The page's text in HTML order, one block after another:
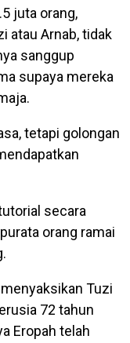
juta orang,
atau Arnab, tidak
sanggup
supaya mereka
tetapi golongan
secara
orang ramai
Tuzi
72 tahun
Eropah telah